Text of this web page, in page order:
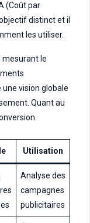
(Coût par
distinct et il
les utiliser.
mesurant le
une vision globale
Quant au
Utilisation
Analyse des
campagnes
publicitaires